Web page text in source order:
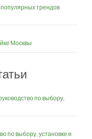
трендов
Москвы
по выбору,
по выбору, установке и